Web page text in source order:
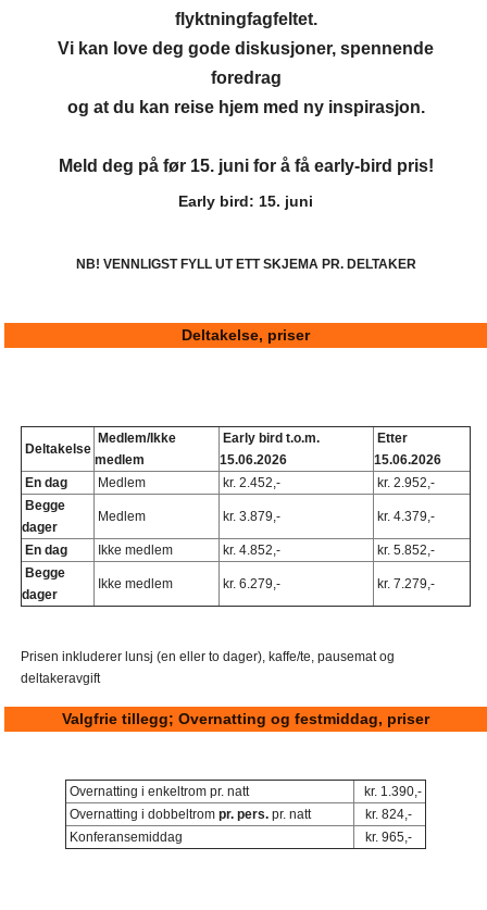
flyktningfagfeltet.
Vi kan love deg gode diskusjoner, spennende
foredrag
og at du kan reise hjem med ny inspirasjon.
Meld deg på før 15. juni for å få early-bird pris!
Early bird: 15. juni
NB! VENNLIGST FYLL UT ETT SKJEMA PR. DELTAKER
Deltakelse, priser
Deltakelse
Medlem/Ikke
medlem
Early bird t.o.m.
15.06.2026
Etter
15.06.2026
En dag
Medlem kr. 2.452,-
kr. 2.952,-
Begge
dager
Medlem kr. 3.879,- kr. 4.379,-
En dag Ikke medlem kr. 4.852,-
kr. 5.852,-
Begge
dager
Ikke medlem kr. 6.279,- kr. 7.279,-
Prisen inkluderer lunsj (en eller to dager), kaffe/te, pausemat og
deltakeravgift
Valgfrie tillegg; Overnatting og festmiddag, priser
Overnatting i enkeltrom pr. natt
kr. 1.390,-
Overnatting i dobbeltrom pr. pers. pr. natt
kr. 824,-
Konferansemiddag
kr. 965,-